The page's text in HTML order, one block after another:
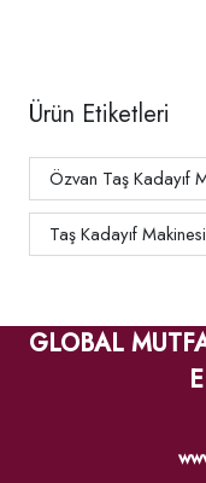
Ürün Etiketleri
Özvan Taş Kadayıf
Taş Kadayıf Makinesi
GLOBAL